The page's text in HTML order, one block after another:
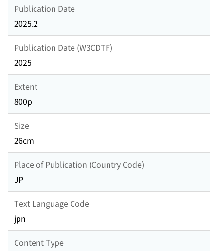
Publication Date
2025.2
Publication Date (W3CDTF)
2025
Extent
800p
Size
26cm
Place of Publication (Country Code)
JP
Text Language Code
jpn
Content Type